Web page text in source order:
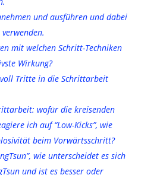
und ausführen und dabei
mit welchen Schritt-Techniken
Wirkung?
Tritte in die Schrittarbeit
wofür die kreisenden
ich auf “Low-Kicks”, wie
beim Vorwärtsschritt?
wie unterscheidet es sich
und ist es besser oder